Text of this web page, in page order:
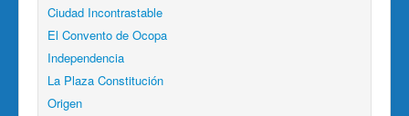
Ciudad Incontrastable
El Convento de Ocopa
Independencia
La Plaza Constitución
Origen